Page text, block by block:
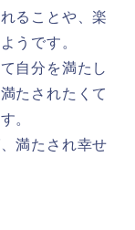
ることや、楽
うです。
自分を満たし
たされたくて
。
満たされ幸せ